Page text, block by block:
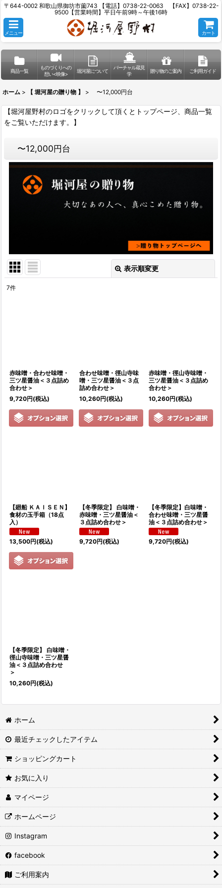
〒644-0002 和歌山県御坊市薗743 【電話】0738-22-0063 【FAX】0738-22-
9500【営業時間】平日午前9時～午後16時
メニュー カート
商品一覧
ものづくりへの
想い<映像>
堀河屋について
バーチャル蔵見
学
贈り物のご案内 ご利用ガイド
ホーム > 【 堀河屋の贈り物 】 > 〜12,000円台
【堀河屋野村のロゴをクリックして頂くとトップページ、商品一覧
をご覧いただけます。】
〜12,000円台
表示順変更
7件
赤味噌・合わせ味噌・
三ツ星醤油＜３点詰め
合わせ＞
9,720円(税込)
合わせ味噌・徑山寺味
噌・三ツ星醤油＜３点
詰め合わせ＞
10,260円(税込)
赤味噌・徑山寺味噌・
三ツ星醤油＜３点詰め
合わせ＞
10,260円(税込)
【廻船 ＫＡＩＳＥＮ】
食材の玉手箱（18点
入）
13,500円(税込)
【冬季限定】 白味噌・
赤味噌・三ツ星醤油＜
３点詰め合わせ＞
9,720円(税込)
【冬季限定】白味噌・
合わせ味噌・三ツ星醤
油＜３点詰め合わせ＞
9,720円(税込)
【冬季限定】 白味噌・
徑山寺味噌・三ツ星醤
油＜３点詰め合わせ
＞
10,260円(税込)
ホーム
最近チェックしたアイテム
ショッピングカート
お気に入り
マイページ
ホームページ
Instagram
facebook
ご利用案内